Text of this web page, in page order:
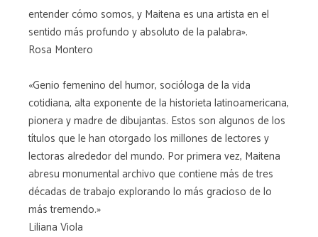
entender cómo somos, y Maitena es una artista en el
sentido más profundo y absoluto de la palabra».
Rosa Montero
«Genio femenino del humor, socióloga de la vida
cotidiana, alta exponente de la historieta latinoamericana,
pionera y madre de dibujantas. Estos son algunos de los
títulos que le han otorgado los millones de lectores y
lectoras alrededor del mundo. Por primera vez, Maitena
abresu monumental archivo que contiene más de tres
décadas de trabajo explorando lo más gracioso de lo
más tremendo.»
Liliana Viola